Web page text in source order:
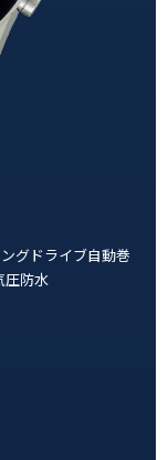
グドライブ自動巻
圧防水